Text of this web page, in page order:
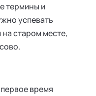
термины и
успевать
старом месте,
время